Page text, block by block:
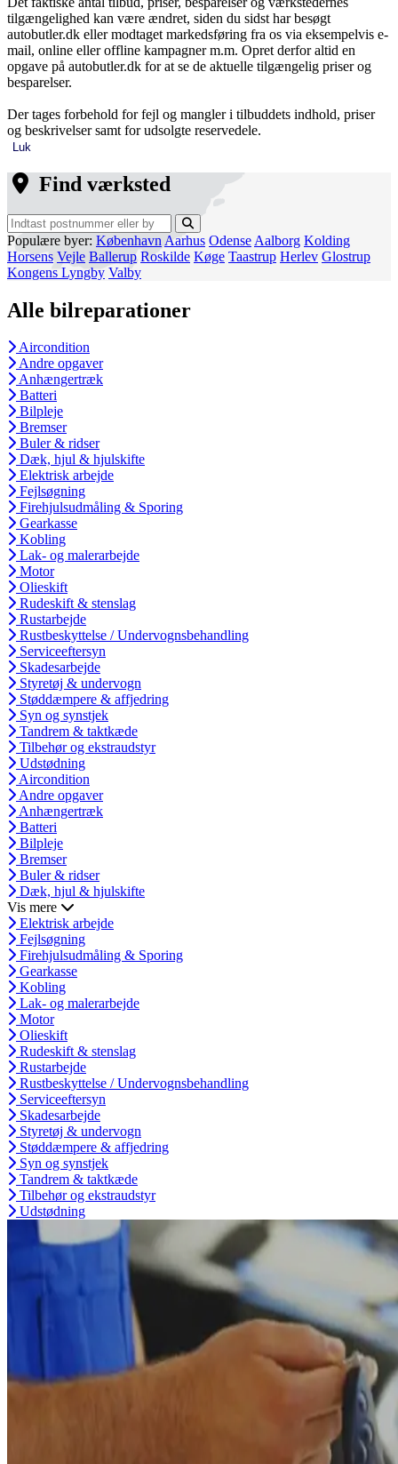
tilgængelighed kan være ændret, siden du sidst har besøgt
autobutler.dk eller modtaget markedsføring fra os via eksempelvis e-
mail, online eller offline kampagner m.m. Opret derfor altid en
opgave på autobutler.dk for at se de aktuelle tilgængelig priser og
besparelser.
Der tages forbehold for fejl og mangler i tilbuddets indhold, priser
og beskrivelser samt for udsolgte reservedele.
Luk
Find værksted
Populære byer: København Aarhus Odense Aalborg Kolding
Horsens Vejle Ballerup Roskilde Køge Taastrup Herlev Glostrup
Kongens Lyngby Valby
Alle bilreparationer
Aircondition
Andre opgaver
Anhængertræk
Batteri
Bilpleje
Bremser
Buler & ridser
Dæk, hjul & hjulskifte
Elektrisk arbejde
Fejlsøgning
Firehjulsudmåling & Sporing
Gearkasse
Kobling
Lak- og malerarbejde
Motor
Olieskift
Rudeskift & stenslag
Rustarbejde
Rustbeskyttelse / Undervognsbehandling
Serviceeftersyn
Skadesarbejde
Styretøj & undervogn
Støddæmpere & affjedring
Syn og synstjek
Tandrem & taktkæde
Tilbehør og ekstraudstyr
Udstødning
Aircondition
Andre opgaver
Anhængertræk
Batteri
Bilpleje
Bremser
Buler & ridser
Dæk, hjul & hjulskifte
Vis mere
Elektrisk arbejde
Fejlsøgning
Firehjulsudmåling & Sporing
Gearkasse
Kobling
Lak- og malerarbejde
Motor
Olieskift
Rudeskift & stenslag
Rustarbejde
Rustbeskyttelse / Undervognsbehandling
Serviceeftersyn
Skadesarbejde
Styretøj & undervogn
Støddæmpere & affjedring
Syn og synstjek
Tandrem & taktkæde
Tilbehør og ekstraudstyr
Udstødning